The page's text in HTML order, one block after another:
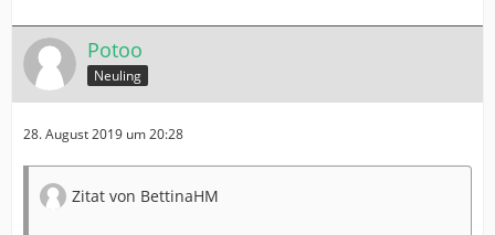
Potoo
Neuling
28. August 2019 um 20:28
Zitat von BettinaHM